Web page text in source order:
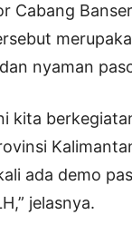
Cabang
nyaman
kita
ada demo
jelasnya.